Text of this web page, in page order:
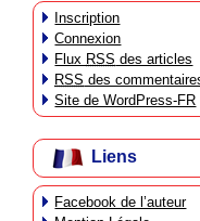
Inscription
Connexion
Flux RSS des articles
RSS des
Site de WordPress-FR
Liens
Facebook de l’auteur